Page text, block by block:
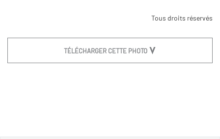
Tous droits réservés
TÉLÉCHARGER CETTE PHOTO